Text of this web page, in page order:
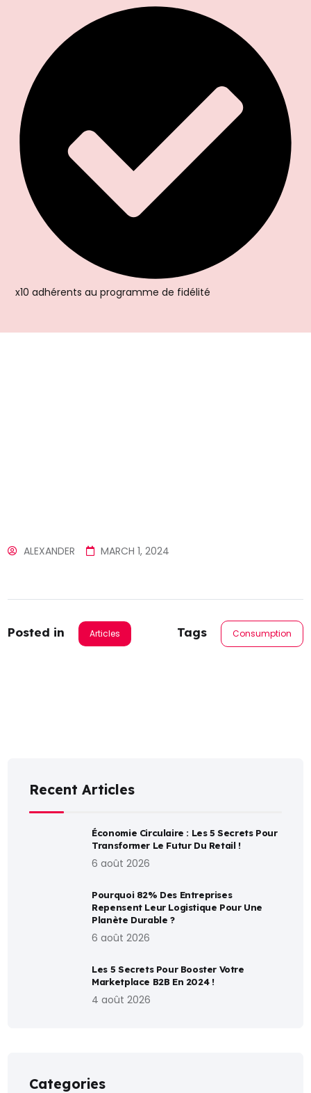
x10 adhérents au programme de fidélité
ALEXANDER MARCH 1, 2024
Posted in Articles Tags Consumption
Recent Articles
Économie Circulaire : Les 5 Secrets Pour
Transformer Le Futur Du Retail !
6 août 2026
Pourquoi 82% Des Entreprises
Repensent Leur Logistique Pour Une
Planète Durable ?
6 août 2026
Les 5 Secrets Pour Booster Votre
Marketplace B2B En 2024 !
4 août 2026
Categories